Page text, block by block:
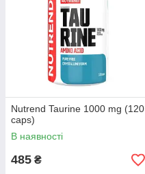
Nutrend Taurine 1000 mg (120
caps)
В наявності
485 ₴